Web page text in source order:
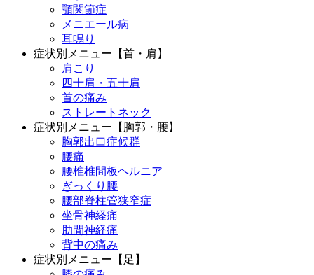
顎関節症
メニエール病
耳鳴り
症状別メニュー【首・肩】
肩こり
四十肩・五十肩
首の痛み
ストレートネック
症状別メニュー【胸郭・腰】
胸郭出口症候群
腰痛
腰椎椎間板ヘルニア
ぎっくり腰
腰部脊柱管狭窄症
坐骨神経痛
肋間神経痛
背中の痛み
症状別メニュー【足】